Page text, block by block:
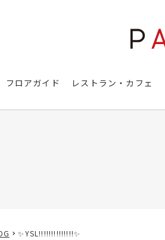
フロアガイド レストラン・カフェ
✨YSL!!!!!!!!!!!!!!✨